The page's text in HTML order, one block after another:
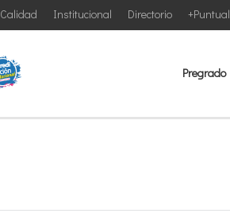
+Puntual
Directorio
Institucional
Calidad
Pregrado